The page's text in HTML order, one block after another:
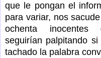
que le pongan el
para variar, nos
ochenta inocentes
seguirían palpitando
tachado la palabra